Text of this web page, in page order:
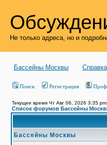
Не только адреса, но и
Бассейны Москвы
Поиск Регистрация
Текущее время Чт Авг 06, 2026 3:35 pm
Список форумов Бассейны
Бассейны Москвы